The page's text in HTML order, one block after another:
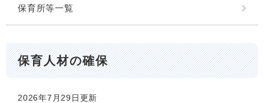
保育所等一覧
保育人材の確保
2026年7月29日更新